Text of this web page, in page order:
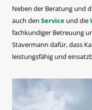
Neben der Beratung und
auch den Service und die
fachkundiger Betreuung
Stavermann dafür, dass
leistungsfähig und